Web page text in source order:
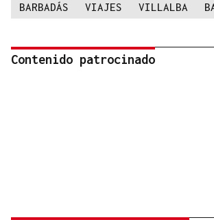
BARBADÁS VIAJES VILLALBA
Contenido patrocinado